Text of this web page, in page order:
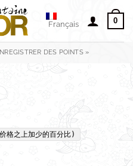
Français 0
DES POINTS »
之上加少的百分比)